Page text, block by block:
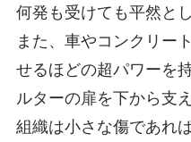
何発も受けても平然と
また、車やコンクリー
せるほどの超パワーを
ルターの扉を下から支
組織は小さな傷であれ